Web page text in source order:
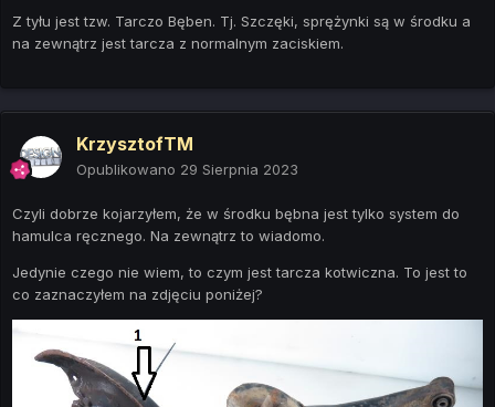
Z tyłu jest tzw. Tarczo Bęben. Tj. Szczęki, sprężynki są w środku a
na zewnątrz jest tarcza z normalnym zaciskiem.
KrzysztofTM
Opublikowano 29 Sierpnia 2023
Czyli dobrze kojarzyłem, że w środku bębna jest tylko system do
hamulca ręcznego. Na zewnątrz to wiadomo.
Jedynie czego nie wiem, to czym jest tarcza kotwiczna. To jest to
co zaznaczyłem na zdjęciu poniżej?